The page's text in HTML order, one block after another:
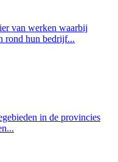
van werken waarbij
rond hun bedrijf...
in de provincies